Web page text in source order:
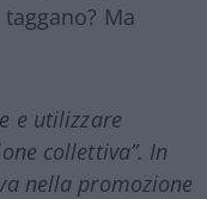
Ma
e utilizzare
collettiva”. In
nella promozione